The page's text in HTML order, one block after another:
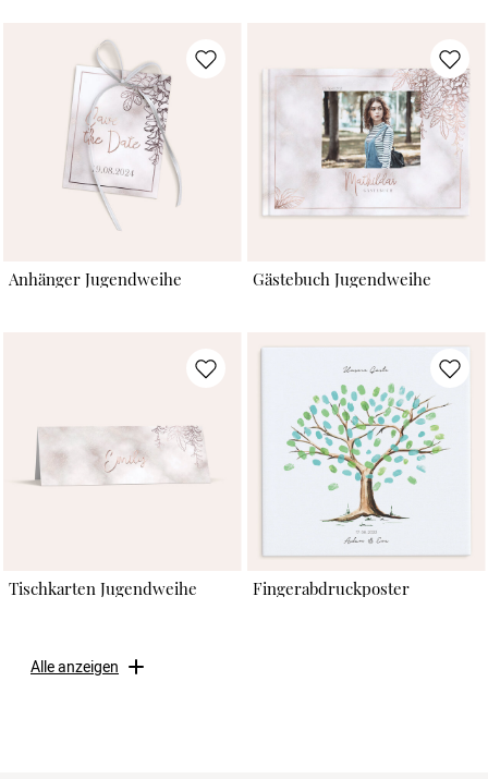
Anhänger Jugendweihe Gästebuch Jugendweihe
Tischkarten Jugendweihe Fingerabdruckposter
Alle anzeigen